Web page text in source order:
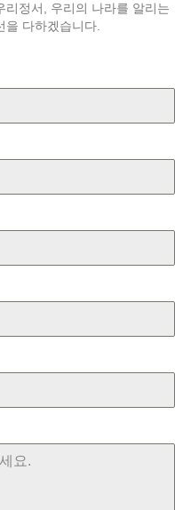
리정서, 우리의 나라를 알리는
을 다하겠습니다.